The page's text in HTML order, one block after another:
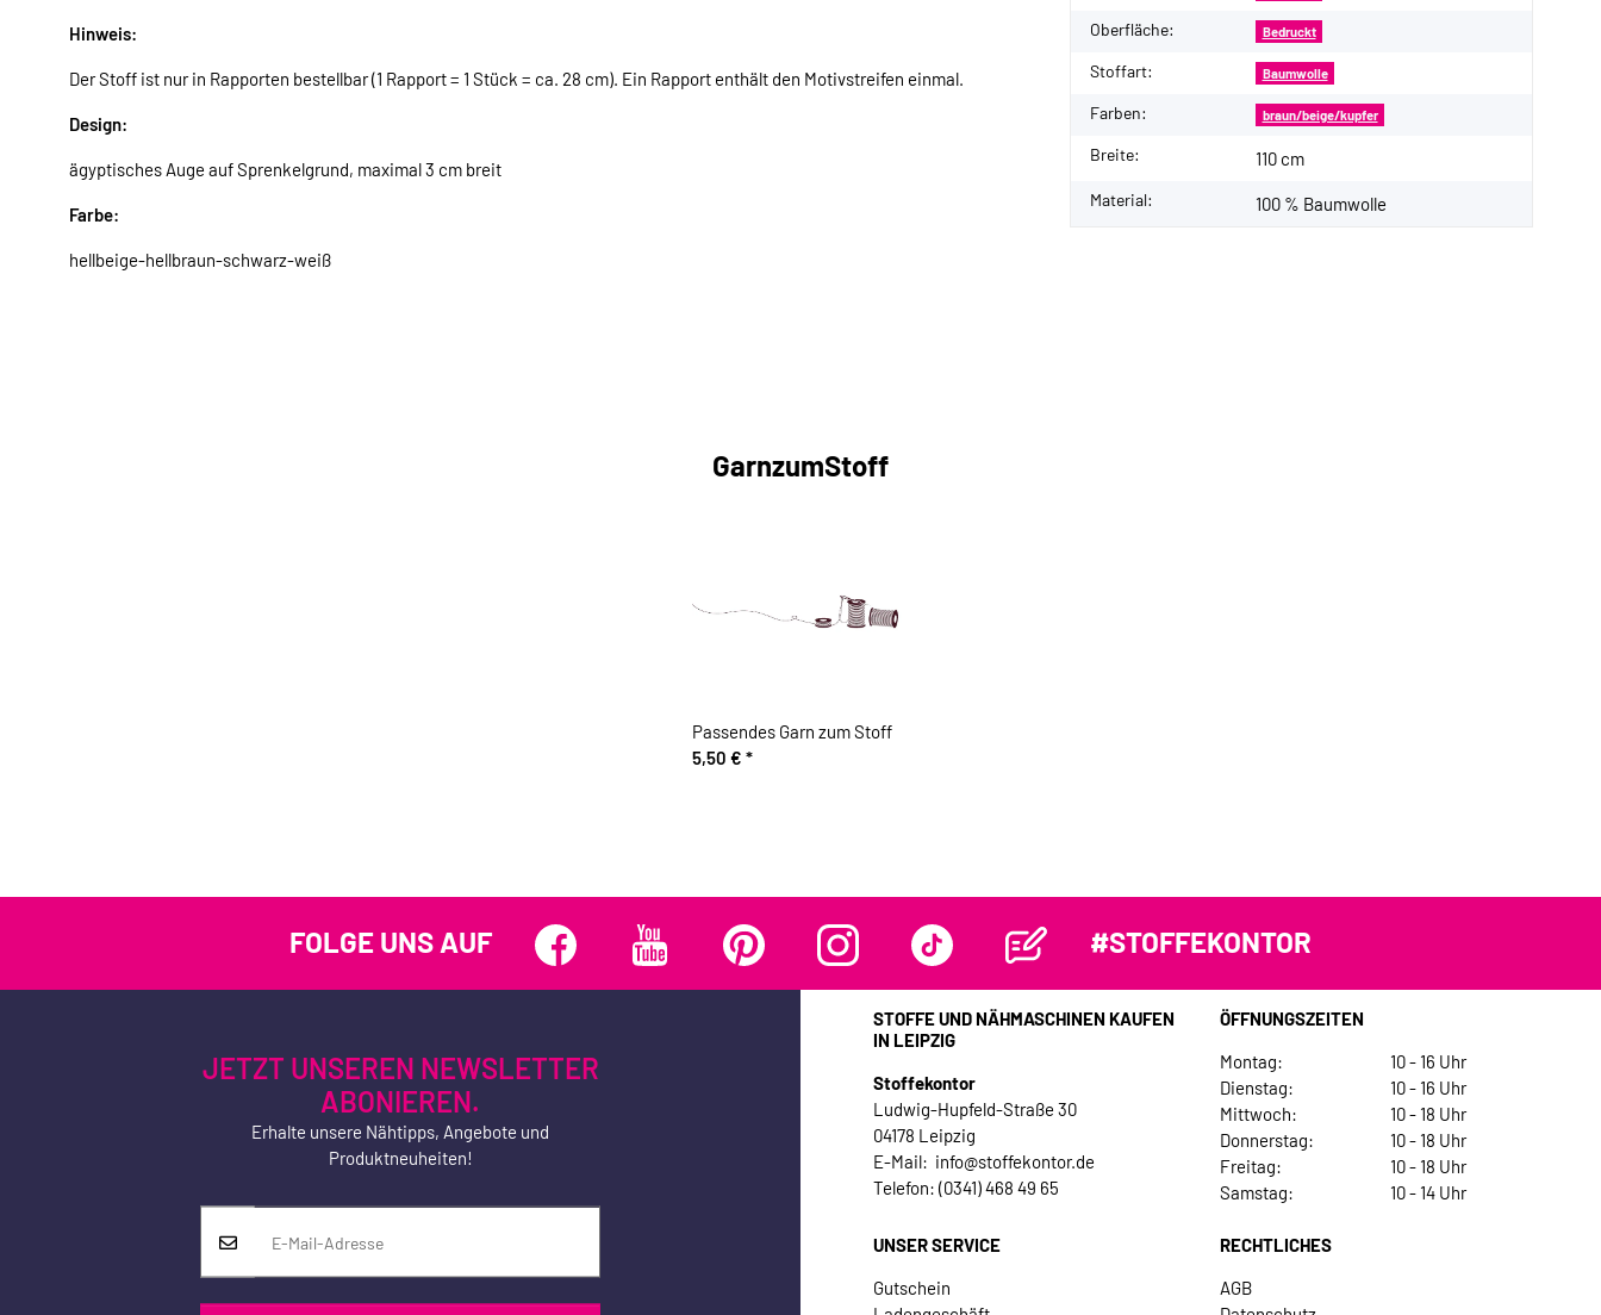
Hinweis:
Der Stoff ist nur in Rapporten bestellbar (1 Rapport = 1 Stück = ca. 28 cm). Ein Rapport enthält den Motivstreifen einmal.
Design:
ägyptisches Auge auf Sprenkelgrund, maximal 3 cm breit
Farbe:
hellbeige-hellbraun-schwarz-weiß
Oberfläche: Bedruckt
Stoffart: Baumwolle
Farben: braun/beige/kupfer
Breite: 110 cm
Material: 100 % Baumwolle
GarnzumStoff
Passendes Garn zum Stoff
5,50 € *
FOLGE UNS AUF #STOFFEKONTOR
JETZT UNSEREN NEWSLETTER
ABONIEREN.
Erhalte unsere Nähtipps, Angebote und
Produktneuheiten!
STOFFE UND NÄHMASCHINEN KAUFEN
IN LEIPZIG
Stoffekontor
Ludwig-Hupfeld-Straße 30
04178 Leipzig
E-Mail: info@stoffekontor.de
Telefon: (0341) 468 49 65
ÖFFNUNGSZEITEN
Montag:
10 - 16 Uhr
Dienstag:
10 - 16 Uhr
Mittwoch:
10 - 18 Uhr
Donnerstag:
10 - 18 Uhr
Freitag:
10 - 18 Uhr
Samstag:
10 - 14 Uhr
UNSER SERVICE
Gutschein
RECHTLICHES
AGB